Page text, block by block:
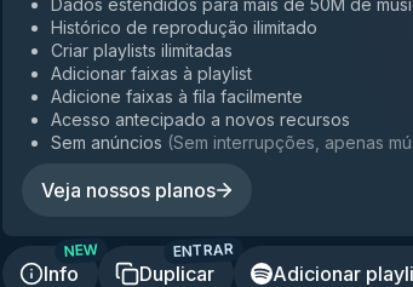
Dados estendidos para mais de 50M de
Histórico de reprodução ilimitado
Criar playlists ilimitadas
Adicionar faixas à playlist
Adicione faixas à fila facilmente
Acesso antecipado a novos recursos
Sem anúncios (Sem interrupções, apenas
Veja nossos planos
Info
NEW
Duplicar
ENTRAR
Adicionar